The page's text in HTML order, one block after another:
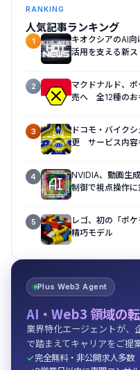
RANKING
人気記事ランキング
1
キオクシアのAI
活用を支える新
2
マクドナルド、
売へ 全12種のお
3
ドコモ・バイク
更 サービス内容
4
NVIDIA、動画生
制御で視点操作に
5
レゴ、初の「ポ
精巧モデル
Plus Web3 Agent
AI・Web3 領域の
業界特化エージェントが、
で踏まえてキャリアをご提
完全無料・非公開求人多数